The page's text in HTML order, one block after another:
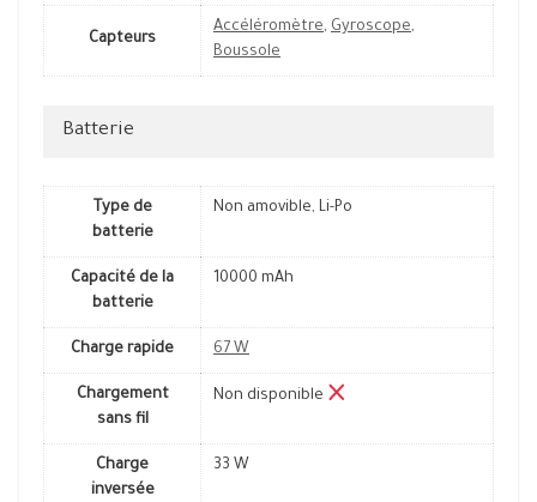
Capteurs
Accéléromètre, Gyroscope,
Boussole
Batterie
Type de
batterie
Non amovible, Li-Po
Capacité de la
batterie
10000 mAh
Charge rapide 67 W
Chargement
sans fil
Non disponible
Charge
inversée
33 W